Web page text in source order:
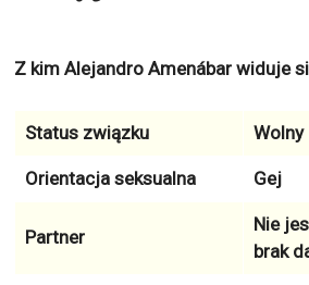
Z kim Alejandro Amenábar widuje
Status związku Wolny
Orientacja seksualna Gej
Partner
Nie
brak